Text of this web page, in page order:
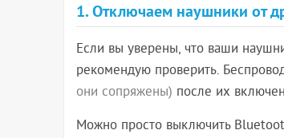
1. Отключаем наушники от
Если вы уверены, что ваши
рекомендую проверить.
они сопряжены) после их
Можно просто выключить